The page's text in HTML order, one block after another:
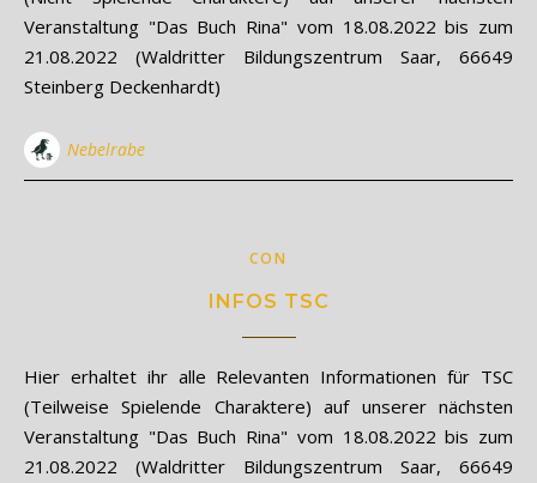
Veranstaltung "Das Buch Rina" vom 18.08.2022 bis zum
21.08.2022 (Waldritter Bildungszentrum Saar, 66649
Steinberg Deckenhardt)
Nebelrabe
CON
INFOS TSC
Hier erhaltet ihr alle Relevanten Informationen für TSC
(Teilweise Spielende Charaktere) auf unserer nächsten
Veranstaltung "Das Buch Rina" vom 18.08.2022 bis zum
21.08.2022 (Waldritter Bildungszentrum Saar, 66649